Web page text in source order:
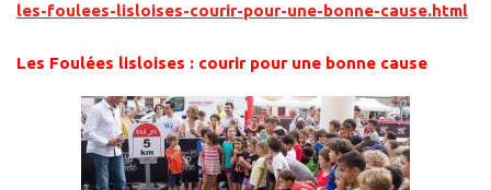
les-foulees-lisloises-courir-pour-une-bonne-cause.html
Les Foulées lisloises : courir pour une bonne cause